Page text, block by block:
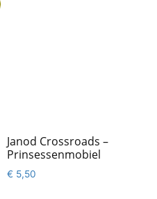
Janod Crossroads –
Prinsessenmobiel
€ 5,50